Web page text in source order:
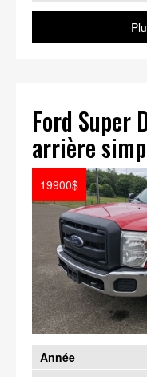
Ford Super
arrière
19900$
Année